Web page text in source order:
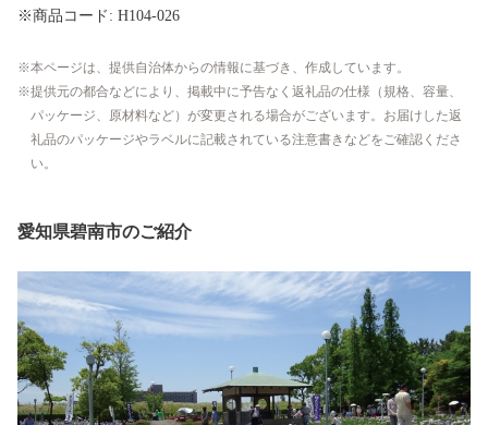
※商品コード: H104-026
本ページは、提供自治体からの情報に基づき、作成しています。
提供元の都合などにより、掲載中に予告なく返礼品の仕様（規格、容量、
パッケージ、原材料など）が変更される場合がございます。お届けした返
礼品のパッケージやラベルに記載されている注意書きなどをご確認くださ
い。
愛知県碧南市のご紹介